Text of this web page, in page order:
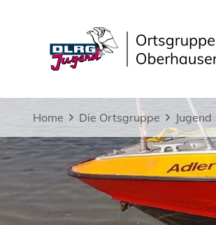
Home Die Ortsgruppe Jugend